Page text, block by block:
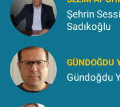
Şehrin
Sadıkoğlu
GÜNDOĞDU
Gündoğdu